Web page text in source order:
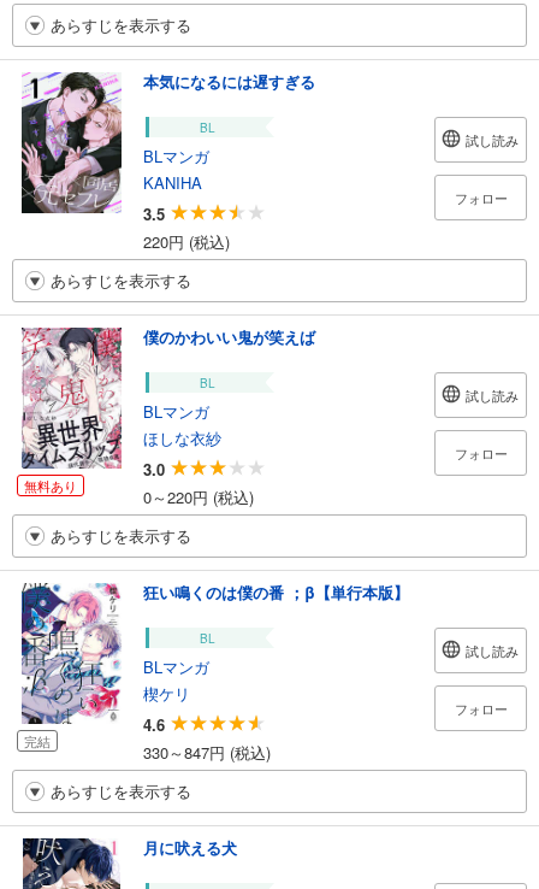
あらすじを表示する
本気になるには遅すぎる
BL
BLマンガ
KANIHA
3.5
220円 (税込)
試し読み
フォロー
あらすじを表示する
無料あり
僕のかわいい鬼が笑えば
BL
BLマンガ
ほしな衣紗
3.0
0～220円 (税込)
試し読み
フォロー
あらすじを表示する
完結
狂い鳴くのは僕の番 ；β【単行本版】
BL
BLマンガ
楔ケリ
4.6
330～847円 (税込)
試し読み
フォロー
あらすじを表示する
月に吠える犬